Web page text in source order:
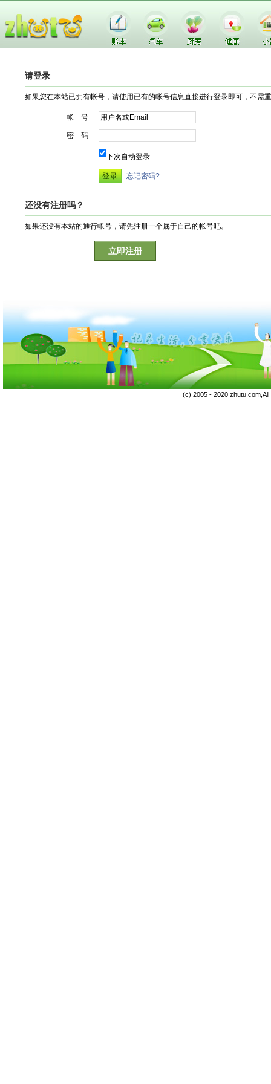
请登录
如果您在本站已拥有帐号，请使用已有的帐号信息直接进行登录即可，不需
帐 号
密 码
下次自动登录
忘记密码?
还没有注册吗？
如果还没有本站的通行帐号，请先注册一个属于自己的帐号吧。
立即注册
(c) 2005 - 2020